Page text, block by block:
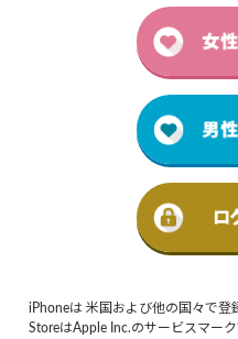
iPhoneは 米国および他の国々で
StoreはApple Inc.のサービスマー